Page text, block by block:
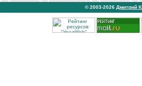
© 2003-2026 Дмитрий